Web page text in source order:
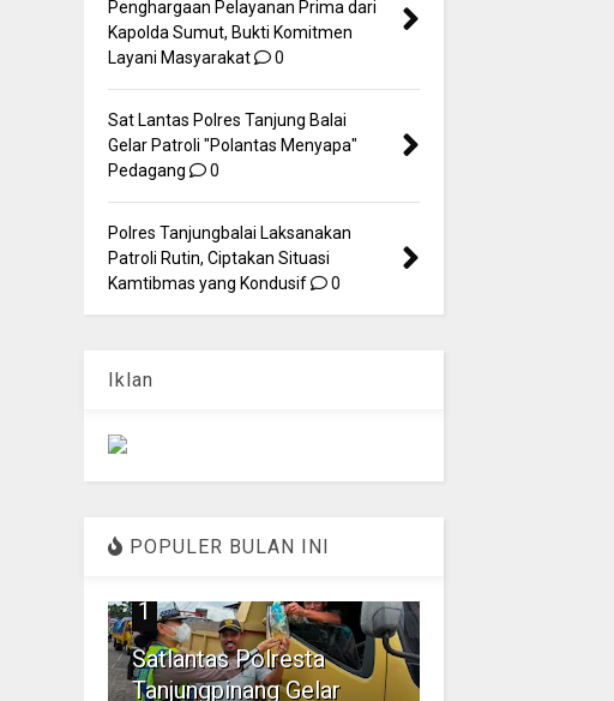
Penghargaan Pelayanan Prima dari
Kapolda Sumut, Bukti Komitmen
Layani Masyarakat
0
Sat Lantas Polres Tanjung Balai
Gelar Patroli "Polantas Menyapa"
Pedagang
0
Polres Tanjungbalai Laksanakan
Patroli Rutin, Ciptakan Situasi
Kamtibmas yang Kondusif
0
Iklan
POPULER BULAN INI
1
Satlantas Polresta
Tanjungpinang Gelar